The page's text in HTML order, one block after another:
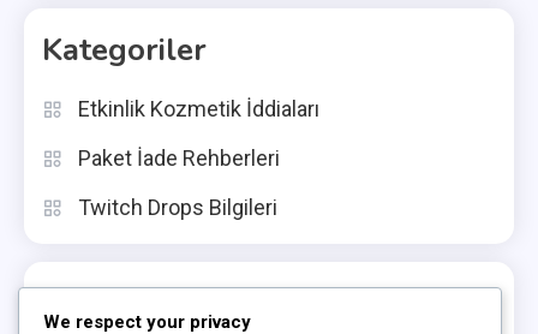
Kategoriler
Etkinlik Kozmetik İddiaları
Paket İade Rehberleri
Twitch Drops Bilgileri
Arşiv
We respect your privacy